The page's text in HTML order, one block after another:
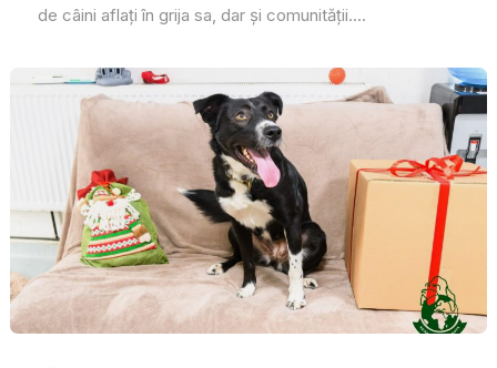
de câini aflați în grija sa, dar și comunității....